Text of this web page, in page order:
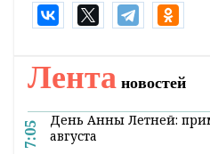
Главная Новости Власть
Сергей Ложечник: